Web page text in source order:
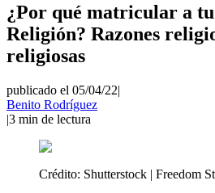
¿Por qué matricular a
Religión? Razones
religiosas
publicado el 05/04/22|
Benito Rodríguez
|3 min de lectura
Crédito: Shutterstock | Freedom